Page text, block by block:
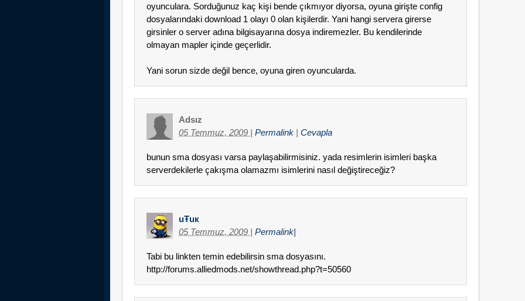
oyunculara. Sorduğunuz kaç kişi bende çıkmıyor diyorsa, oyuna girişte config
dosyalarındaki download 1 olayı 0 olan kişilerdir. Yani hangi servera girerse
girsinler o server adına bilgisayarına dosya indiremezler. Bu kendilerinde
olmayan mapler içinde geçerlidir.
Yani sorun sizde değil bence, oyuna giren oyuncularda.
Adsız
05 Temmuz, 2009 | Permalink | Cevapla
bunun sma dosyası varsa paylaşabilirmisiniz. yada resimlerin isimleri başka
serverdekilerle çakışma olamazmı isimlerini nasıl değiştireceğiz?
uŦuк
05 Temmuz, 2009 | Permalink|
Tabi bu linkten temin edebilirsin sma dosyasını.
http://forums.alliedmods.net/showthread.php?t=50560